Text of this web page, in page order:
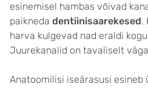
esinemisel hambas võivad
paikneda dentiinisaarekesed.
harva kulgevad nad eraldi
Juurekanalid on tavaliselt
Anatoomilisi iseärasusi esineb